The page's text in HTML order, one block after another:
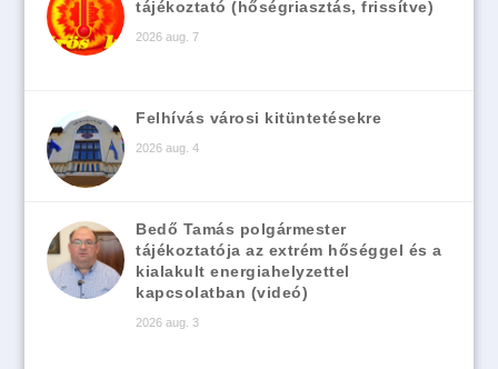
tájékoztató (hőségriasztás, frissítve)
2026 aug. 7
Felhívás városi kitüntetésekre
2026 aug. 4
Bedő Tamás polgármester
tájékoztatója az extrém hőséggel és a
kialakult energiahelyzettel
kapcsolatban (videó)
2026 aug. 3